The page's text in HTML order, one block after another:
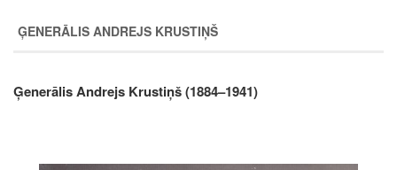
ĢENERĀLIS ANDREJS KRUSTIŅŠ
Ģenerālis Andrejs Krustiņš (1884–1941)